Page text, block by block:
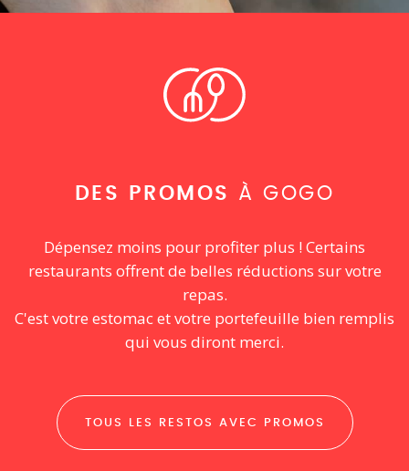
DES PROMOS À GOGO
Dépensez moins pour profiter plus ! Certains
restaurants offrent de belles réductions sur votre
repas.
C'est votre estomac et votre portefeuille bien remplis
qui vous diront merci.
TOUS LES RESTOS AVEC PROMOS